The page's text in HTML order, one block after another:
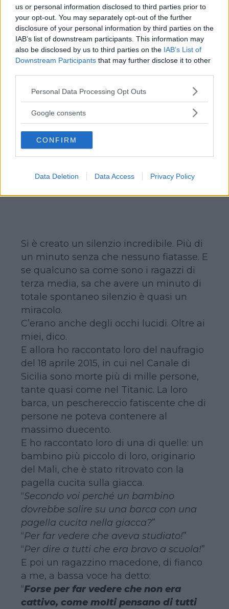
us or personal information disclosed to third parties prior to
your opt-out. You may separately opt-out of the further
disclosure of your personal information by third parties on the
IAB’s list of downstream participants. This information may
also be disclosed by us to third parties on the IAB’s List of
Downstream Participants that may further disclose it to other
Please note that this website/app uses one or more Google
not limited to your visit or usage behaviour. You may click to
use your data for below specified purposes in below Google
consent section.
Personal Data Processing Opt Outs
Google consents
CONFIRM
Data Deletion Data Access Privacy Policy
sopra. Poi ho appoggiato la barca sulla
superficie dell’acqua nel secchio che
loro stessi avevano contribuito a
riempire.
Infine ho iniziato a far vacillare il
secchio, fino a che la barchetta non si è
ribaltata, facendo cadere giù tutti i
foglietti. Tutti quei nomi, quegli omini,
giù in fondo al secchio.
migliore amica, chi il cuginetto di un
anno.
Si è creato un silenzio incredibile. Più di
un minuto senza che nessuno fiatasse. E
se qualcuno sa come sono i ragazzi di
terza media, sa che avere un minuto di
totale spontaneo silenzio è quasi un
miracolo.
C’erano anche degli occhi lucidi. Oltre ai
miei, dico.
E allora ho raccontato loro del naufragio
del 18 aprile 2015, in cui nel Canale di
Sicilia sono morte più di mille persone,
tante quasi come nel Titanic. La loro
barca, un peschereccio fatiscente che di
persone ne poteva contenere al
massimo duecento.
E ho raccontato loro di una di quelle: un
bambino più piccolo di loro, originario
del Mali, che è stato ritrovato con la
pagella cucita sulla giacca.
“Secondo voi perché un bambino
dovrebbe salire su una barca con una
pagella cucita nella giacca?”
“Per far vedere che aveva studiato!”
“Per dire a tutti che era bravo a scuola!”
E poi un ragazzino macedone, di fianco
a me, a bassa voce ha detto:
“Forse per far vedere che non era
cattivo, come molti pensano di tutti